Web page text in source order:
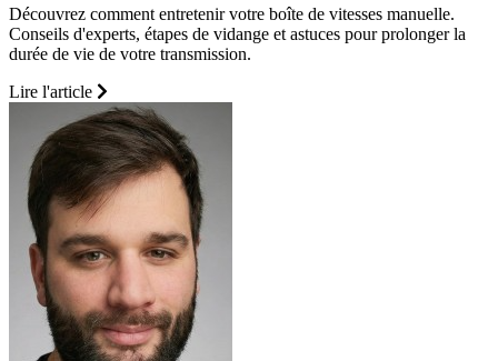
Découvrez comment entretenir votre boîte de vitesses manuelle.
Conseils d'experts, étapes de vidange et astuces pour prolonger la
durée de vie de votre transmission.
Lire l'article